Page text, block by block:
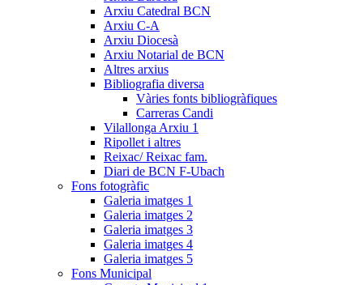
Arxiu Catedral BCN
Arxiu C-A
Arxiu Diocesà
Arxiu Notarial de BCN
Altres arxius
Bibliografia diversa
Vàries fonts bibliogràfiques
Carreras Candi
Vilallonga Arxiu 1
Ripollet i altres
Reixac/ Reixac fam.
Diari de BCN F-Ubach
Fons fotogràfic
Galeria imatges 1
Galeria imatges 2
Galeria imatges 3
Galeria imatges 4
Galeria imatges 5
Fons Municipal